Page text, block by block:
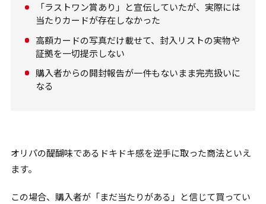
「ラストワン賞あり」と宣伝していたが、実際には
当たりカードが存在しなかった
高額カードの写真だけ載せて、封入リストの実物や
証拠を一切提示しない
購入者からの開封報告が一件もないまま完売扱いに
なる
オリパの醍醐味であるドキドキ感を逆手に取った商法といえ
ます。
この場合、購入者が「まだ当たりがある」と信じて買ってい